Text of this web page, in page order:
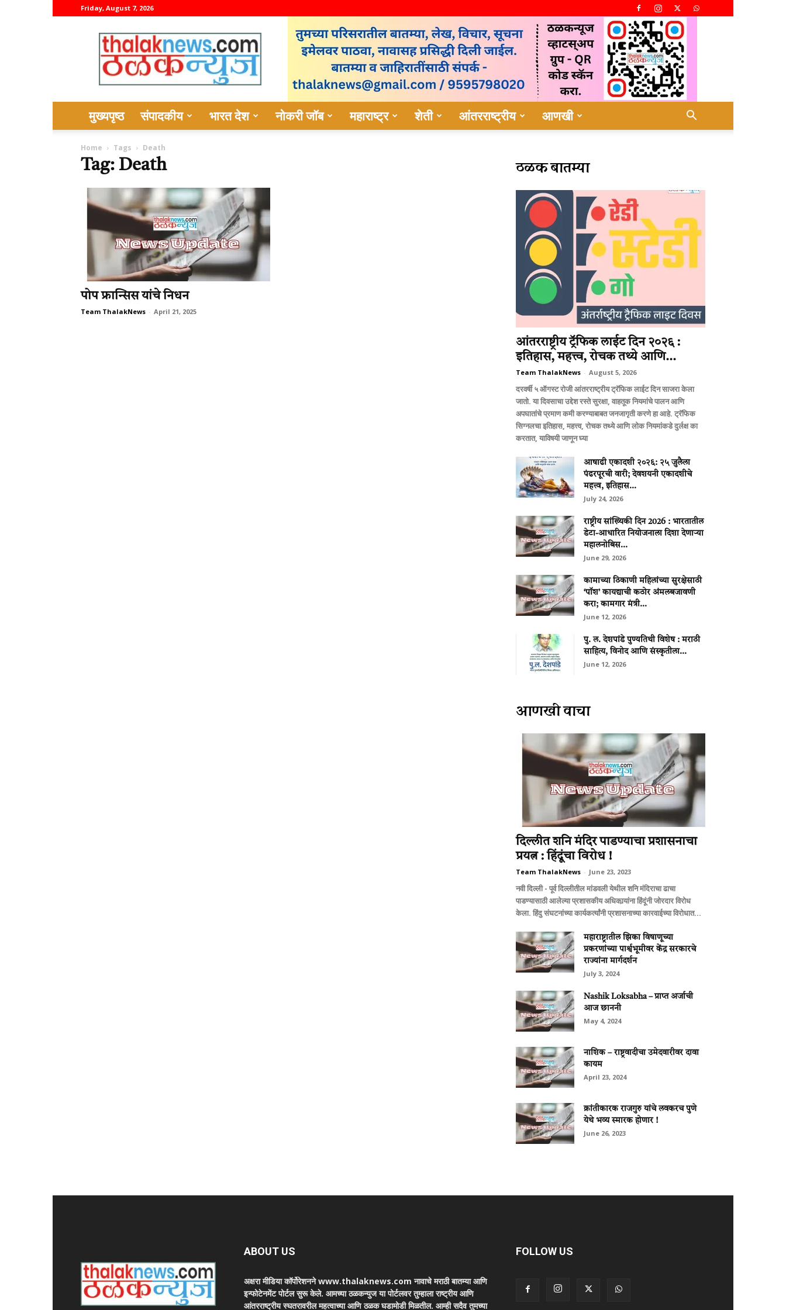
Friday, August 7, 2026
thalaknews
मुख्यपृष्ठ संपादकीय भारत देश नोकरी जॉब महाराष्ट्र शेती आंतरराष्ट्रीय आणखी
Home Tags Death
Tag: Death
पोप फ्रान्सिस यांचे निधन
Team ThalakNews - April 21, 2025
ठळक बातम्या
आंतरराष्ट्रीय ट्रॅफिक लाईट दिन २०२६ :
इतिहास, महत्त्व, रोचक तथ्ये आणि...
Team ThalakNews - August 5, 2026
दरवर्षी ५ ऑगस्ट रोजी आंतरराष्ट्रीय ट्रॅफिक लाईट दिन साजरा केला
जातो. या दिवसाचा उद्देश रस्ते सुरक्षा, वाहतूक नियमांचे पालन आणि
अपघातांचे प्रमाण कमी करण्याबाबत जनजागृती करणे हा आहे. ट्रॅफिक
सिग्नलचा इतिहास, महत्त्व, रोचक तथ्ये आणि लोक नियमांकडे दुर्लक्ष का
करतात, याविषयी जाणून घ्या
आषाढी एकादशी २०२६: २५ जुलैला
पंढरपूरची वारी; देवशयनी एकादशीचे
महत्त्व, इतिहास...
July 24, 2026
राष्ट्रीय सांख्यिकी दिन 2026 : भारतातील
डेटा-आधारित नियोजनाला दिशा देणाऱ्या
महालनोबिस...
June 29, 2026
कामाच्या ठिकाणी महिलांच्या सुरक्षेसाठी
‘पॉश’ कायद्याची कठोर अंमलबजावणी
करा; कामगार मंत्री...
June 12, 2026
पु. ल. देशपांडे पुण्यतिथी विशेष : मराठी
साहित्य, विनोद आणि संस्कृतीला...
June 12, 2026
आणखी वाचा
दिल्लीत शनि मंदिर पाडण्याचा प्रशासनाचा
प्रयत्न : हिंदूंचा विरोध !
Team ThalakNews - June 23, 2023
नवी दिल्ली - पूर्व दिल्लीतील मांडवली येथील शनि मंदिराचा ढाचा
पाडण्यासाठी आलेल्या प्रशासकीय अधिकार्‍यांना हिंदूंनी जोरदार विरोध
केला. हिंदु संघटनांच्या कार्यकर्त्यांनी प्रशासनाच्या कारवाईच्या विरोधात...
महाराष्ट्रातील झिका विषाणूच्या
प्रकरणांच्या पार्श्वभूमीवर केंद्र सरकारचे
राज्यांना मार्गदर्शन
July 3, 2024
Nashik Loksabha – प्राप्त अर्जाची
आज छाननी
May 4, 2024
नाशिक – राष्ट्रवादीचा उमेदवारीवर दावा
कायम
April 23, 2024
क्रांतीकारक राजगुरु यांचे लवकरच पुणे
येथे भव्‍य स्‍मारक होणार !
June 26, 2023
ABOUT US
अक्षरा मीडिया कॉर्पोरेशनने www.thalaknews.com नावाचे मराठी बातम्या आणि
इन्फोटेनमेंट पोर्टल सुरू केले. आमच्या ठळकन्युज या पोर्टलवर तुम्हाला राष्ट्रीय आणि
आंतरराष्ट्रीय स्घतरावरील महत्वाच्या आणि ठळक घडामोडी मिळतील. आम्ही सदैव तुमच्या
FOLLOW US